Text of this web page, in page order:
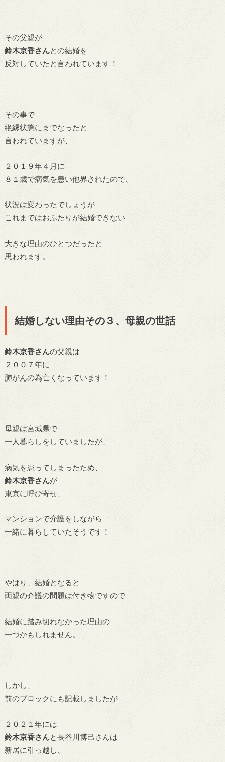
その父親が
鈴木京香さんとの結婚を
反対していたと言われています！
その事で
絶縁状態にまでなったと
言われていますが、
２０１９年４月に
８１歳で病気を患い他界されたので、
状況は変わったでしょうが
これまではおふたりが結婚できない
大きな理由のひとつだったと
思われます。
結婚しない理由その３、母親の世話
鈴木京香さんの父親は
２００７年に
肺がんの為亡くなっています！
母親は宮城県で
一人暮らしをしていましたが、
病気を患ってしまったため、
鈴木京香さんが
東京に呼び寄せ、
マンションで介護をしながら
一緒に暮らしていたそうです！
やはり、結婚となると
両親の介護の問題は付き物ですので
結婚に踏み切れなかった理由の
一つかもしれません。
しかし、
前のブロックにも記載しましたが
２０２１年には
鈴木京香さん と長谷川博己さんは
新居に引っ越し、